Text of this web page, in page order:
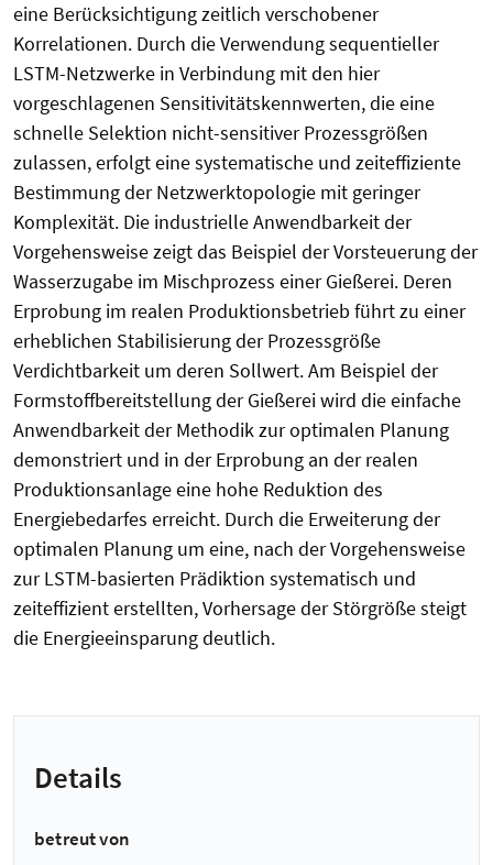
eine Berücksichtigung zeitlich verschobener
Korrelationen. Durch die Verwendung sequentieller
LSTM-Netzwerke in Verbindung mit den hier
vorgeschlagenen Sensitivitätskennwerten, die eine
schnelle Selektion nicht-sensitiver Prozessgrößen
zulassen, erfolgt eine systematische und zeiteffiziente
Bestimmung der Netzwerktopologie mit geringer
Komplexität. Die industrielle Anwendbarkeit der
Vorgehensweise zeigt das Beispiel der Vorsteuerung der
Wasserzugabe im Mischprozess einer Gießerei. Deren
Erprobung im realen Produktionsbetrieb führt zu einer
erheblichen Stabilisierung der Prozessgröße
Verdichtbarkeit um deren Sollwert. Am Beispiel der
Formstoffbereitstellung der Gießerei wird die einfache
Anwendbarkeit der Methodik zur optimalen Planung
demonstriert und in der Erprobung an der realen
Produktionsanlage eine hohe Reduktion des
Energiebedarfes erreicht. Durch die Erweiterung der
optimalen Planung um eine, nach der Vorgehensweise
zur LSTM-basierten Prädiktion systematisch und
zeiteffizient erstellten, Vorhersage der Störgröße steigt
die Energieeinsparung deutlich.
Details
betreut von